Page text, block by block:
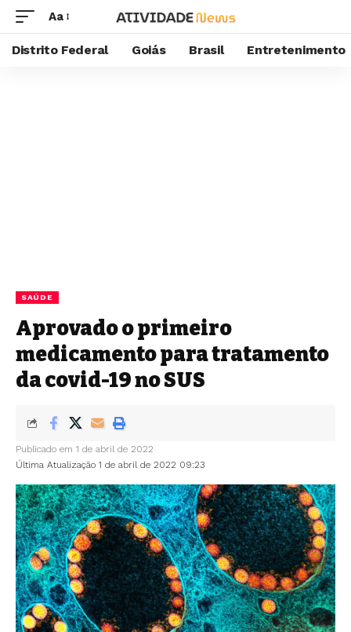
Aa
Distrito Federal Goiás Brasil Entretenimento
SAÚDE
Aprovado o primeiro
medicamento para tratamento
da covid-19 no SUS
Última Atualização 1 de abril de 2022 09:23
Publicado em 1 de abril de 2022